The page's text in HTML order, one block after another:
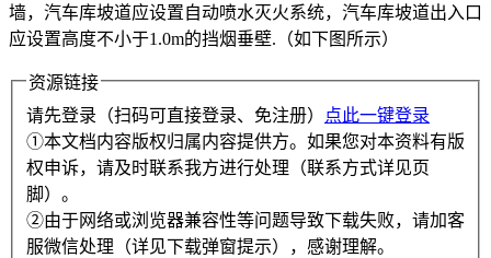
墙，汽车库坡道应设置自动喷水灭火系统，汽车库坡道出入口
应设置高度不小于1.0m的挡烟垂壁.（如下图所示）
资源链接
请先登录（扫码可直接登录、免注册）
点此一键登录
①本文档内容版权归属内容提供方。如果您对本资料有版
权申诉，请及时联系我方进行处理（联系方式详见页
脚）。
②由于网络或浏览器兼容性等问题导致下载失败，请加客
服微信处理（详见下载弹窗提示），感谢理解。